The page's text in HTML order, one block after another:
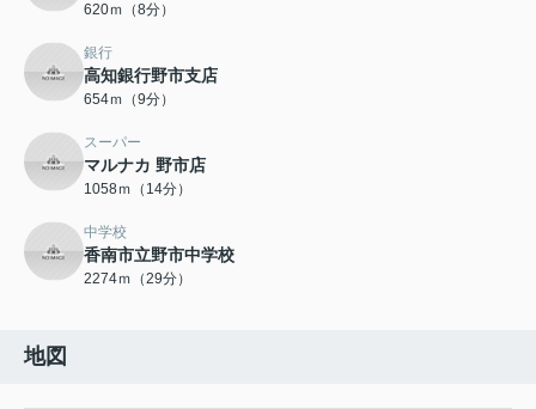
620ｍ（8分）
銀行
高知銀行野市支店
654ｍ（9分）
スーパー
マルナカ 野市店
1058ｍ（14分）
中学校
香南市立野市中学校
2274ｍ（29分）
地図